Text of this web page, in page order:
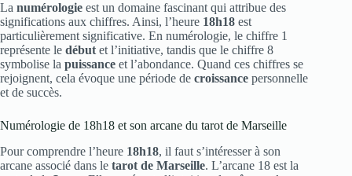
La numérologie est un domaine fascinant qui attribue des
significations aux chiffres. Ainsi, l’heure 18h18 est
particulièrement significative. En numérologie, le chiffre 1
représente le début et l’initiative, tandis que le chiffre 8
symbolise la puissance et l’abondance. Quand ces chiffres se
rejoignent, cela évoque une période de croissance personnelle
et de succès.
Numérologie de 18h18 et son arcane du tarot de Marseille
Pour comprendre l’heure 18h18, il faut s’intéresser à son
arcane associé dans le tarot de Marseille. L’arcane 18 est la